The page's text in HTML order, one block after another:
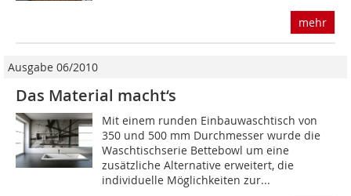
mehr
Ausgabe 06/2010
Das Material macht‘s
Mit einem runden Einbauwaschtisch von
350 und 500 mm Durchmesser wurde die
Waschtischserie Bettebowl um eine
zusätzliche Alternative erweitert, die
individuelle Möglichkeiten zur...